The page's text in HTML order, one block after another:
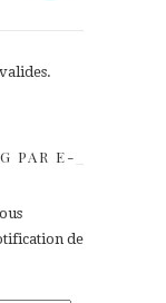
PAR E-
de